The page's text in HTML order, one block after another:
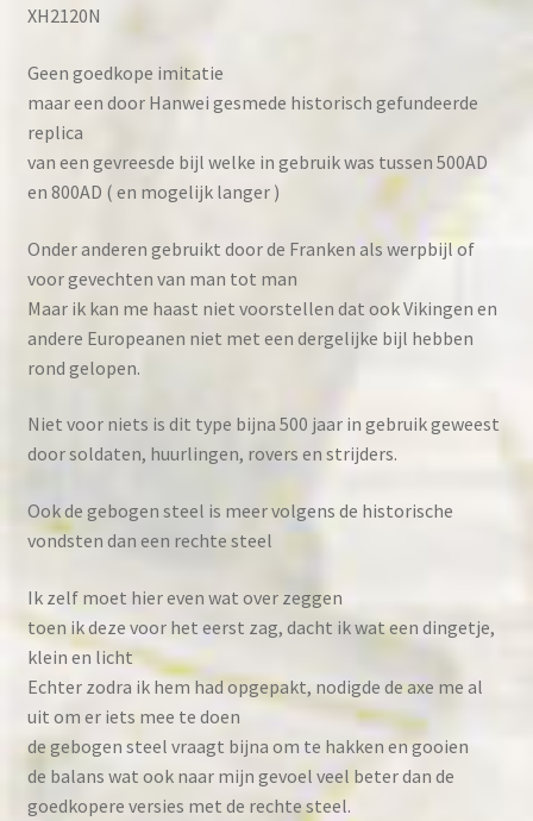
XH2120N
Geen goedkope imitatie
maar een door Hanwei gesmede historisch gefundeerde
replica
van een gevreesde bijl welke in gebruik was tussen 500AD
en 800AD ( en mogelijk langer )
Onder anderen gebruikt door de Franken als werpbijl of
voor gevechten van man tot man
Maar ik kan me haast niet voorstellen dat ook Vikingen en
andere Europeanen niet met een dergelijke bijl hebben
rond gelopen.
Niet voor niets is dit type bijna 500 jaar in gebruik geweest
door soldaten, huurlingen, rovers en strijders.
Ook de gebogen steel is meer volgens de historische
vondsten dan een rechte steel
Ik zelf moet hier even wat over zeggen
toen ik deze voor het eerst zag, dacht ik wat een dingetje,
klein en licht
Echter zodra ik hem had opgepakt, nodigde de axe me al
uit om er iets mee te doen
de gebogen steel vraagt bijna om te hakken en gooien
de balans wat ook naar mijn gevoel veel beter dan de
goedkopere versies met de rechte steel.